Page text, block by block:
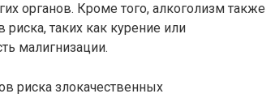
органов. Кроме того, алкоголизм также
таких как курение или
малигнизации.
риска злокачественных